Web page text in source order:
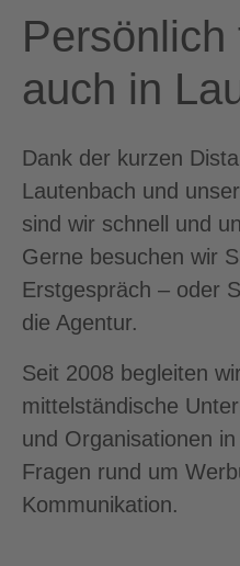
auch in
Dank der kurzen
Lautenbach und
sind wir schnell und
Gerne besuchen wir
Erstgespräch – oder
die Agentur.
Seit 2008 begleiten
mittelständische
und Organisationen
Fragen rund um
Kommunikation.